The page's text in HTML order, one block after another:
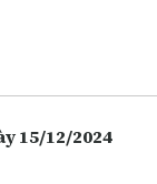
15/12/2024